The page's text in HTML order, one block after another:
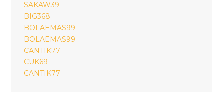
SAKAW39
BIG368
BOLAEMAS99
BOLAEMAS99
CANTIK77
CUK69
CANTIK77